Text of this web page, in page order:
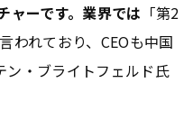
ャーです。業界では 「第2
われており、CEOも中国
ン・ブライトフェルド氏